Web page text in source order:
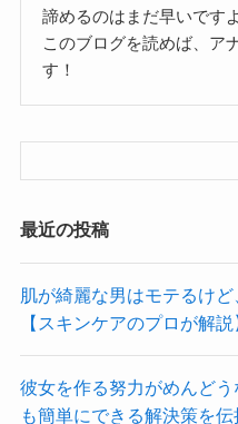
諦めるのはまだ早いです
このブログを読めば、ア
す！
最近の投稿
肌が綺麗な男はモテるけ
【スキンケアのプロが解説
彼女を作る努力がめんど
も簡単にできる解決策を伝